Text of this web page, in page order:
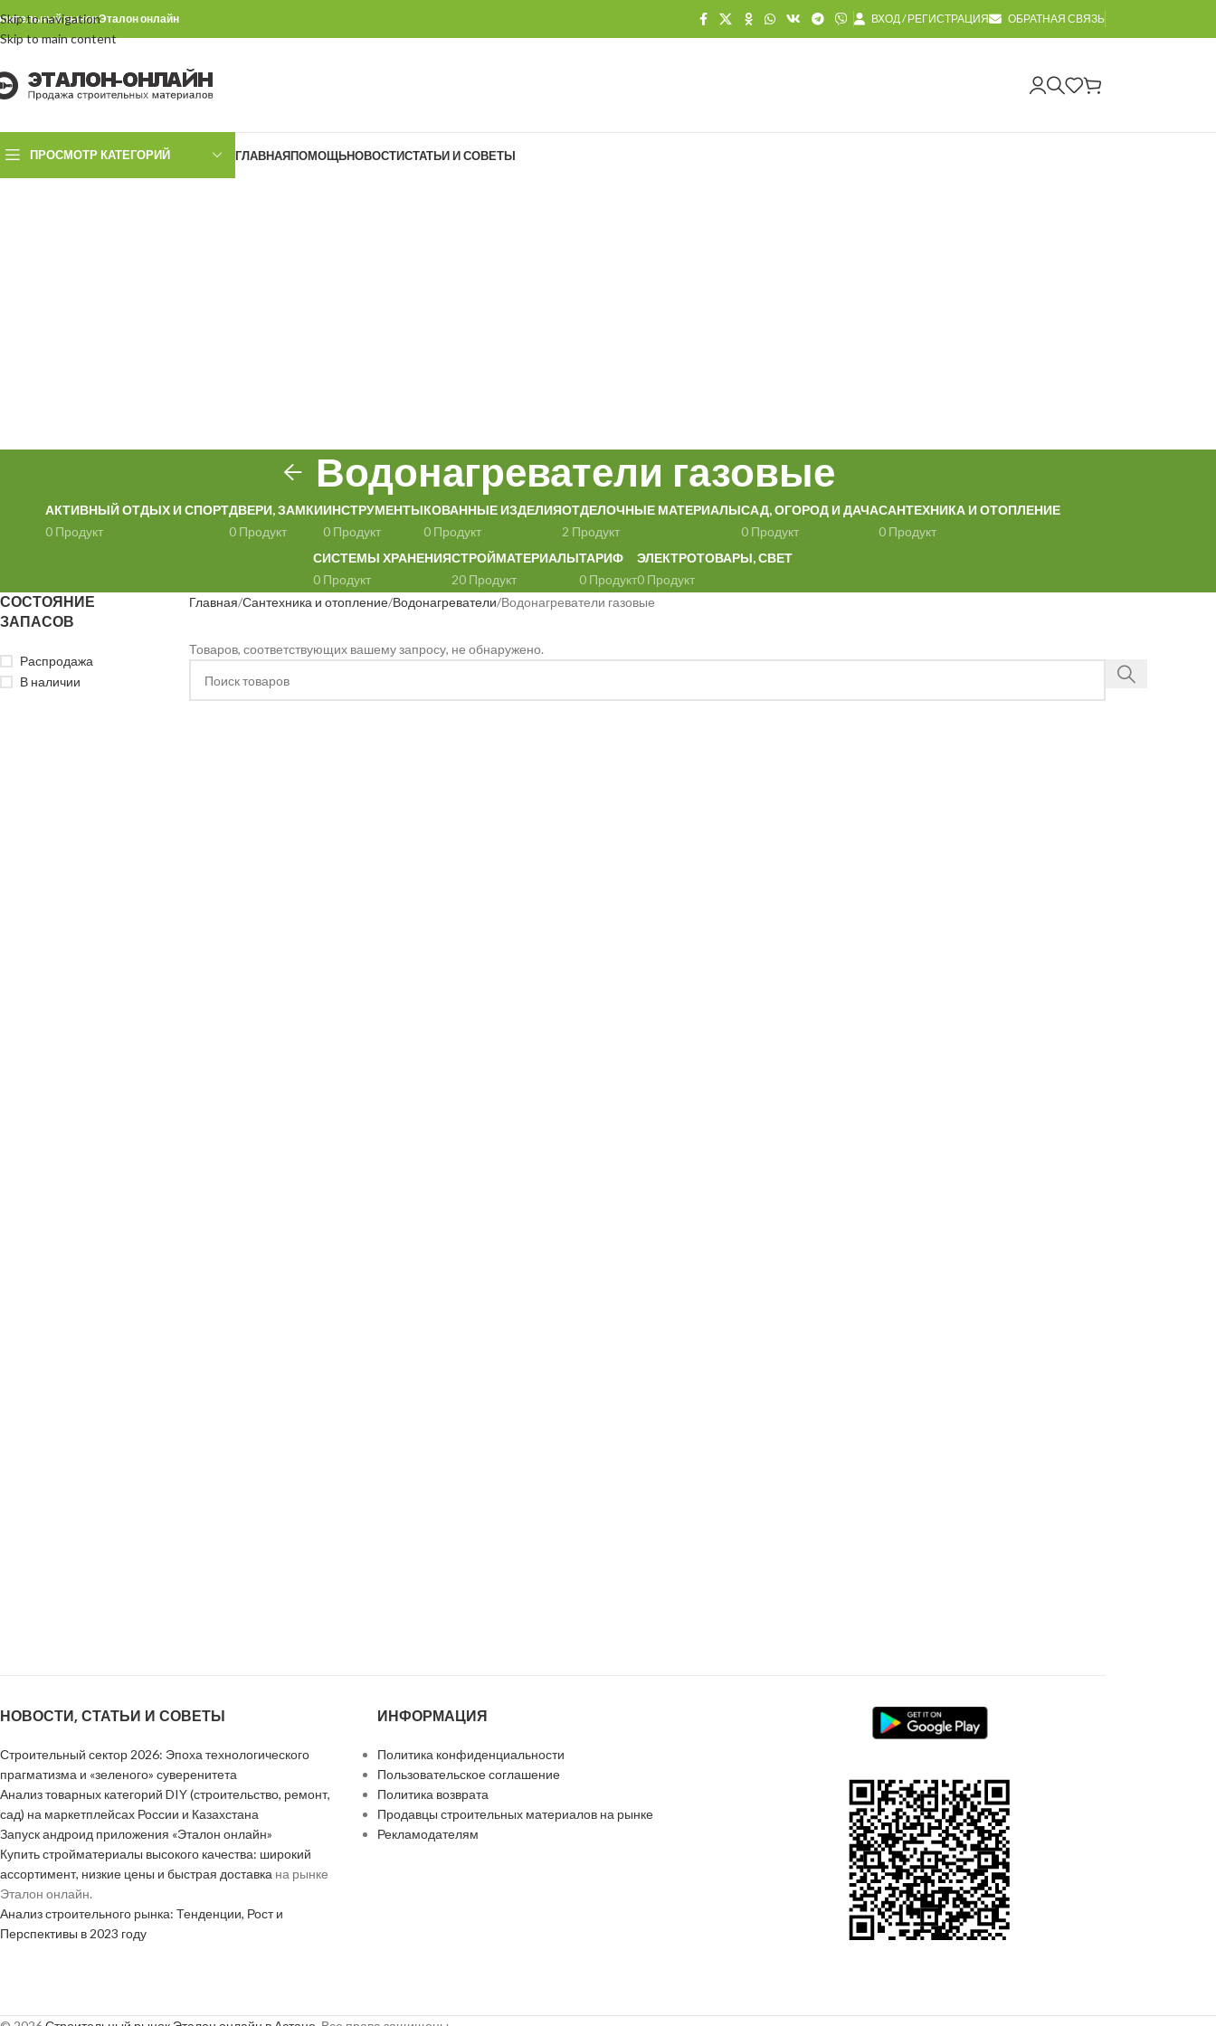
Skip to navigation
Skip to main content
рынок Эталон онлайн ВХОД / РЕГИСТРАЦИЯ ОБРАТНАЯ СВЯЗЬ
ПРОСМОТР КАТЕГОРИЙ ГЛАВНАЯПОМОЩЬНОВОСТИСТАТЬИ И СОВЕТЫ
Водонагреватели газовые
АКТИВНЫЙ ОТДЫХ И СПОРТ
0 Продукт
ДВЕРИ, ЗАМКИ
0 Продукт
ИНСТРУМЕНТЫ
0 Продукт
КОВАННЫЕ ИЗДЕЛИЯ
0 Продукт
ОТДЕЛОЧНЫЕ МАТЕРИАЛЫ
2 Продукт
САД, ОГОРОД И ДАЧА
0 Продукт
САНТЕХНИКА И ОТОПЛЕНИЕ
0 Продукт
СИСТЕМЫ ХРАНЕНИЯ
0 Продукт
СТРОЙМАТЕРИАЛЫ
20 Продукт
ТАРИФ
0 Продукт
ЭЛЕКТРОТОВАРЫ, СВЕТ
0 Продукт
СОСТОЯНИЕ
ЗАПАСОВ
Распродажа
В наличии
Главная Сантехника и отопление Водонагреватели Водонагреватели газовые
Товаров, соответствующих вашему запросу, не обнаружено.
НОВОСТИ, СТАТЬИ И СОВЕТЫ
Строительный сектор 2026: Эпоха технологического
прагматизма и «зеленого» суверенитета
Анализ товарных категорий DIY (строительство, ремонт,
сад) на маркетплейсах России и Казахстана
Запуск андроид приложения «Эталон онлайн»
Купить стройматериалы высокого качества: широкий
ассортимент, низкие цены и быстрая доставка на рынке
Эталон онлайн.
Анализ строительного рынка: Тенденции, Рост и
Перспективы в 2023 году
ИНФОРМАЦИЯ
Политика конфиденциальности
Пользовательское соглашение
Политика возврата
Продавцы строительных материалов на рынке
Рекламодателям